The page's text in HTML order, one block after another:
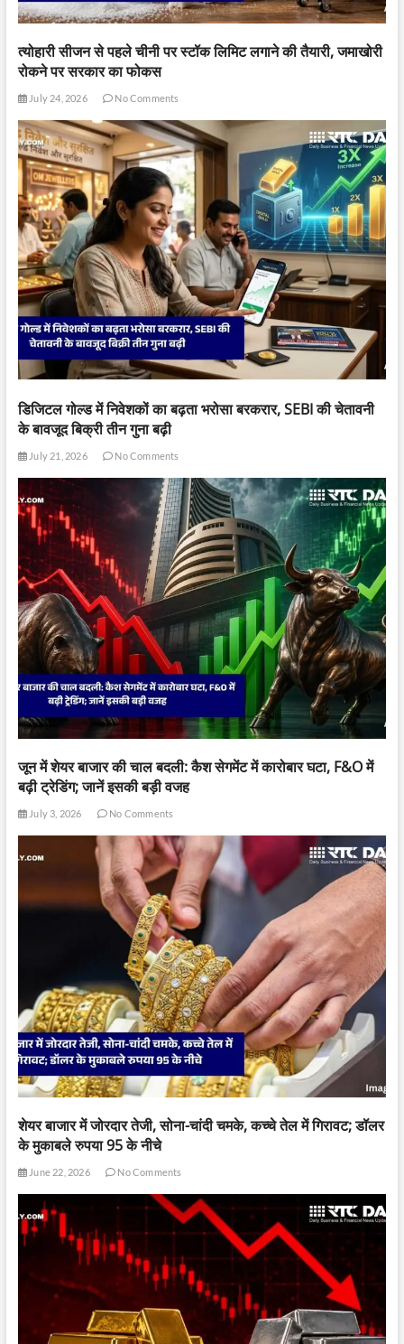
त्योहारी सीजन से पहले चीनी पर स्टॉक लिमिट लगाने की तैयारी, जमाखोरी
रोकने पर सरकार का फोकस
July 24, 2026 No Comments
डिजिटल गोल्ड में निवेशकों का बढ़ता भरोसा बरकरार, SEBI की चेतावनी
के बावजूद बिक्री तीन गुना बढ़ी
July 21, 2026 No Comments
जून में शेयर बाजार की चाल बदली: कैश सेगमेंट में कारोबार घटा, F&O में
बढ़ी ट्रेडिंग; जानें इसकी बड़ी वजह
July 3, 2026 No Comments
शेयर बाजार में जोरदार तेजी, सोना-चांदी चमके, कच्चे तेल में गिरावट; डॉलर
के मुकाबले रुपया 95 के नीचे
June 22, 2026 No Comments